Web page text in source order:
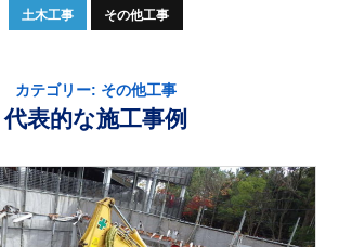
土木工事 その他工事
カテゴリー: その他工事
代表的な施工事例